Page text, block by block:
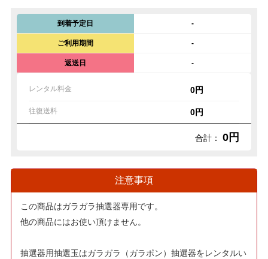
到着予定日 -
ご利用期間 -
返送日 -
レンタル料金 0円
往復送料 0円
合計： 0円
注意事項
この商品はガラガラ抽選器専用です。
他の商品にはお使い頂けません。
抽選器用抽選玉はガラガラ（ガラポン）抽選器をレンタルい